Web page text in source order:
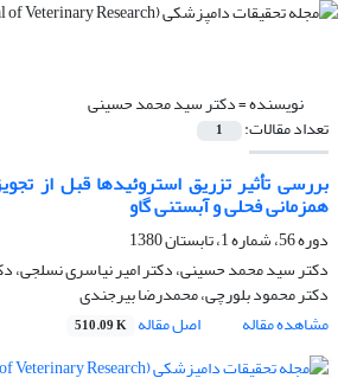
نویسنده =دکتر سید محمد حسینی
تعداد مقالات: 1
بررسی تأثیر تزریق استروئیدها قبل از
همزمانی فحلی و آبستنی گاو
دوره 56، شماره 1، تابستان 1380
دکتر سید محمد حسینی، دکتر امیر نیاسری نسلجی،
دکتر محمود بلورچی، محمدرضا بیرجندی
مشاهده مقاله
اصل مقاله 510.09 K